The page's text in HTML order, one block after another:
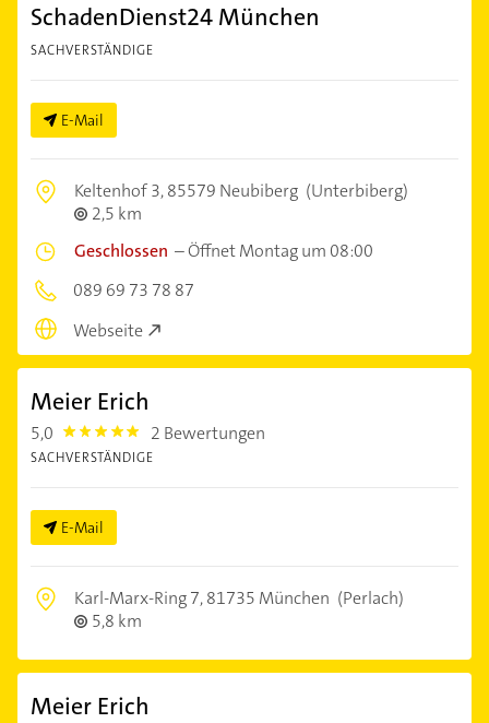
SchadenDienst24 München
SACHVERSTÄNDIGE
E-Mail
Keltenhof 3,85579 Neubiberg (Unterbiberg)
2,5 km
Geschlossen –Öffnet Montag um 08:00
089 69 73 78 87
Webseite
Meier Erich
5,0 5.0 2 Bewertungen
SACHVERSTÄNDIGE
E-Mail
Karl-Marx-Ring 7,81735 München (Perlach)
5,8 km
Meier Erich